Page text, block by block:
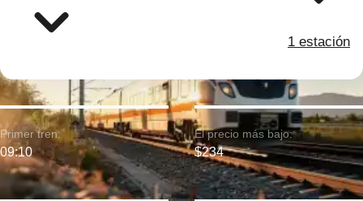
1 estación
Primer tren:
09:10
El precio más bajo:
$234